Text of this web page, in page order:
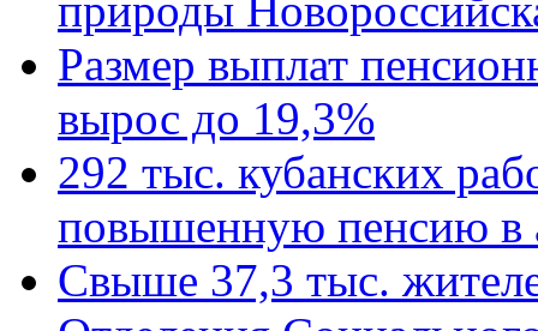
Размер выплат
вырос до 19,3%
292 тыс. кубанских
повышенную пенсию в
Свыше 37,3 тыс.